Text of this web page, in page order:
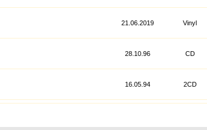
21.06.2019 Vinyl
28.10.96 CD
16.05.94 2CD